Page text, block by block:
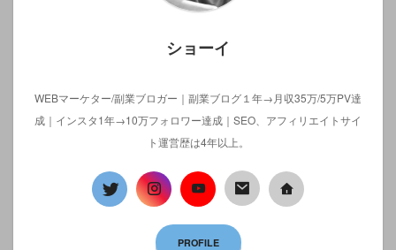
ショーイ
WEBマーケター/副業ブロガー｜副業ブログ１年→月収35万/5万PV達
成｜インスタ1年→10万フォロワー達成｜SEO、アフィリエイトサイ
ト運営歴は4年以上。
PROFILE